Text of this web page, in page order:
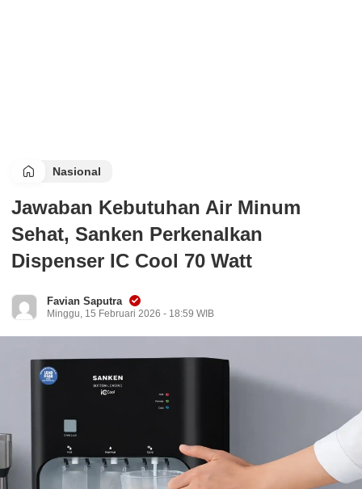
Nasional
Jawaban Kebutuhan Air Minum
Sehat, Sanken Perkenalkan
Dispenser IC Cool 70 Watt
Favian Saputra
Minggu, 15 Februari 2026 - 18:59 WIB